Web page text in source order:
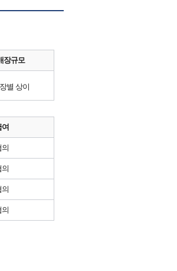
장규모
별 상이
여
의
의
의
의